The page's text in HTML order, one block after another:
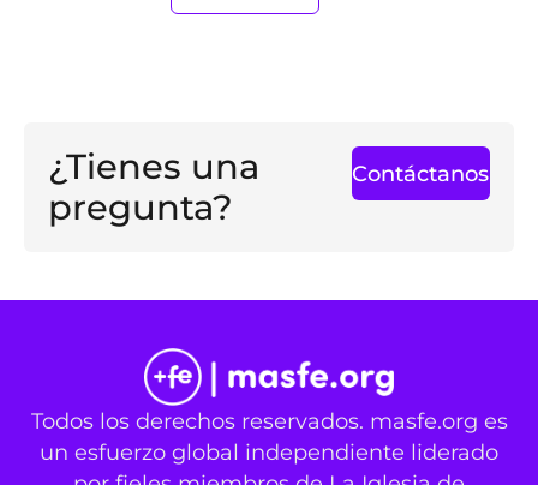
¿Tienes una
pregunta?
Contáctanos
Todos los derechos reservados. masfe.org es
un esfuerzo global independiente liderado